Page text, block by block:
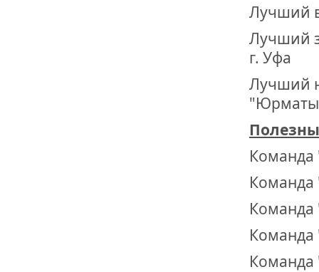
Лучший
Лучший
г. Уфа
Лучший
Команда
Команда
Команда
Команда
Команда